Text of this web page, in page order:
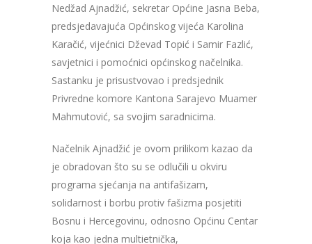
Nedžad Ajnadžić, sekretar Općine Jasna Beba,
predsjedavajuća Općinskog vijeća Karolina
Karačić, vijećnici Dževad Topić i Samir Fazlić,
savjetnici i pomoćnici općinskog načelnika.
Sastanku je prisustvovao i predsjednik
Privredne komore Kantona Sarajevo Muamer
Mahmutović, sa svojim saradnicima.
Načelnik Ajnadžić je ovom prilikom kazao da
je obradovan što su se odlučili u okviru
programa sjećanja na antifašizam,
solidarnost i borbu protiv fašizma posjetiti
Bosnu i Hercegovinu, odnosno Općinu Centar
koja kao jedna multietnička,